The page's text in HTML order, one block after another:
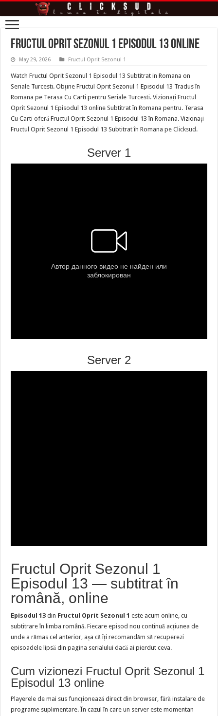
Fructul Oprit Sezonul 1 Episodul 13 online
May 29, 2026 Fructul Oprit Sezonul 1
Watch Fructul Oprit Sezonul 1 Episodul 13 Subtitrat in Romana on
Seriale Turcesti. Obține Fructul Oprit Sezonul 1 Episodul 13 Tradus în
Romana pe Terasa Cu Carti pentru Seriale Turcesti. Vizionați Fructul
Oprit Sezonul 1 Episodul 13 online Subtitrat în Romana pentru. Terasa
Cu Carti oferă Fructul Oprit Sezonul 1 Episodul 13 în Romana. Vizionați
Fructul Oprit Sezonul 1 Episodul 13 Subtitrat în Romana peClicksud .
Server 1
Server 2
Fructul Oprit Sezonul 1
Episodul 13 — subtitrat în
română, online
Episodul 13 din Fructul Oprit Sezonul 1 este acum online, cu
subtitrare în limba română. Fiecare episod nou continuă acțiunea de
unde a rămas cel anterior, așa că îți recomandăm să recuperezi
episoadele lipsă din pagina serialului dacă ai pierdut ceva.
Cum vizionezi Fructul Oprit Sezonul 1
Episodul 13 online
Playerele de mai sus funcționează direct din browser, fără instalare de
programe suplimentare. În cazul în care un server este momentan